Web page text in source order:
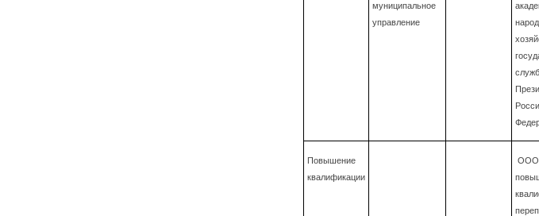
муниципальное
управление
Повышение
квалификации
ООО